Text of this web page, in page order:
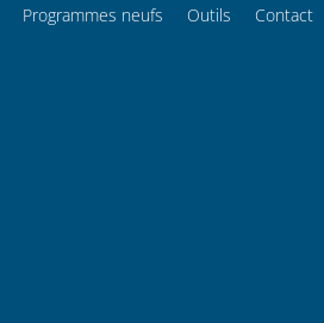
Programmes neufs Outils Contact